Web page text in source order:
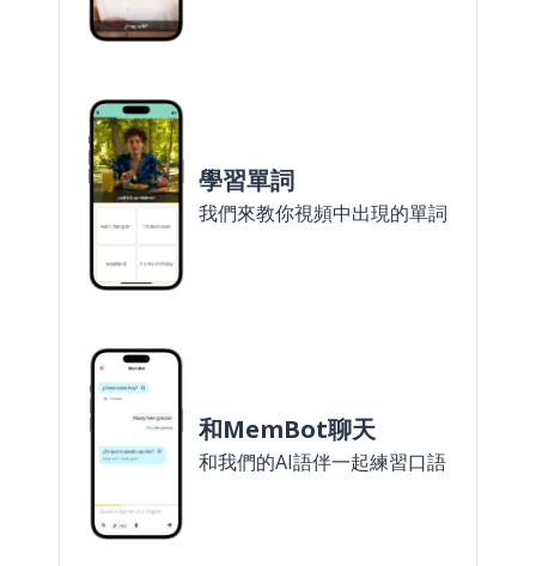
學習單詞
我們來教你視頻中出現的單詞
和MemBot聊天
和我們的AI語伴一起練習口語